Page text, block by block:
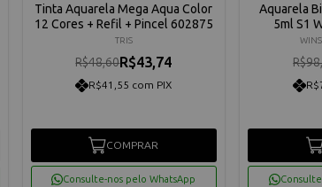
Tinta Aquarela Mega Aqua Color
12 Cores + Refil + Pincel 602875
TRIS
R$48,60R$43,74
R$41,55 com PIX
COMPRAR
Consulte-nos pelo WhatsApp
Aquarela
5ml S1